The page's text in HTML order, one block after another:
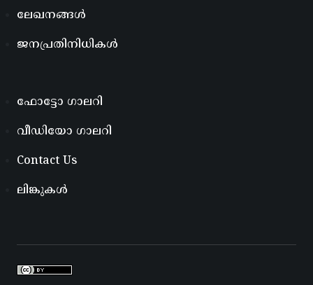
ലേഖനങ്ങൾ
ജനപ്രതിനിധികൾ
ഫോട്ടോ ഗാലറി
വീഡിയോ ഗാലറി
Contact Us
ലിങ്കുകൾ